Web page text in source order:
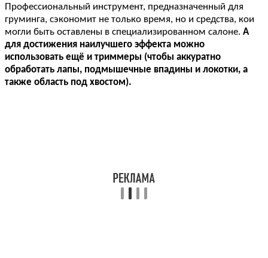
Профессиональный инструмент, предназначенный для
груминга, сэкономит не только время, но и средства, кои
могли быть оставлены в специализированном салоне. А
для достижения наилучшего эффекта можно
использовать ещё и триммеры (чтобы аккуратно
обработать лапы, подмышечные впадины и локотки, а
также область под хвостом).